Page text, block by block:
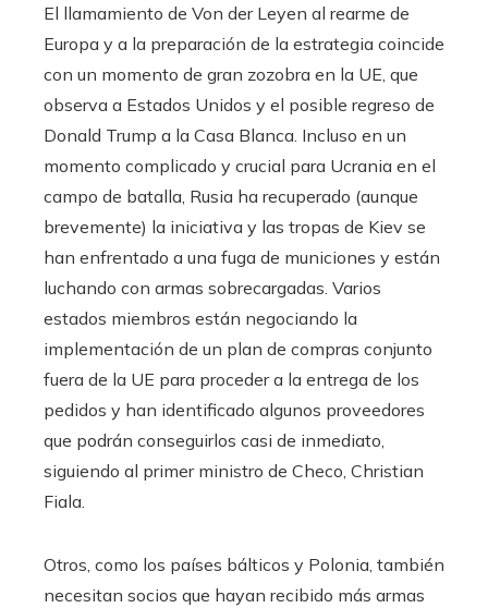
El llamamiento de Von der Leyen al rearme de
Europa y a la preparación de la estrategia coincide
con un momento de gran zozobra en la UE, que
observa a Estados Unidos y el posible regreso de
Donald Trump a la Casa Blanca. Incluso en un
momento complicado y crucial para Ucrania en el
campo de batalla, Rusia ha recuperado (aunque
brevemente) la iniciativa y las tropas de Kiev se
han enfrentado a una fuga de municiones y están
luchando con armas sobrecargadas. Varios
estados miembros están negociando la
implementación de un plan de compras conjunto
fuera de la UE para proceder a la entrega de los
pedidos y han identificado algunos proveedores
que podrán conseguirlos casi de inmediato,
siguiendo al primer ministro de Checo, Christian
Fiala.
Otros, como los países bálticos y Polonia, también
necesitan socios que hayan recibido más armas